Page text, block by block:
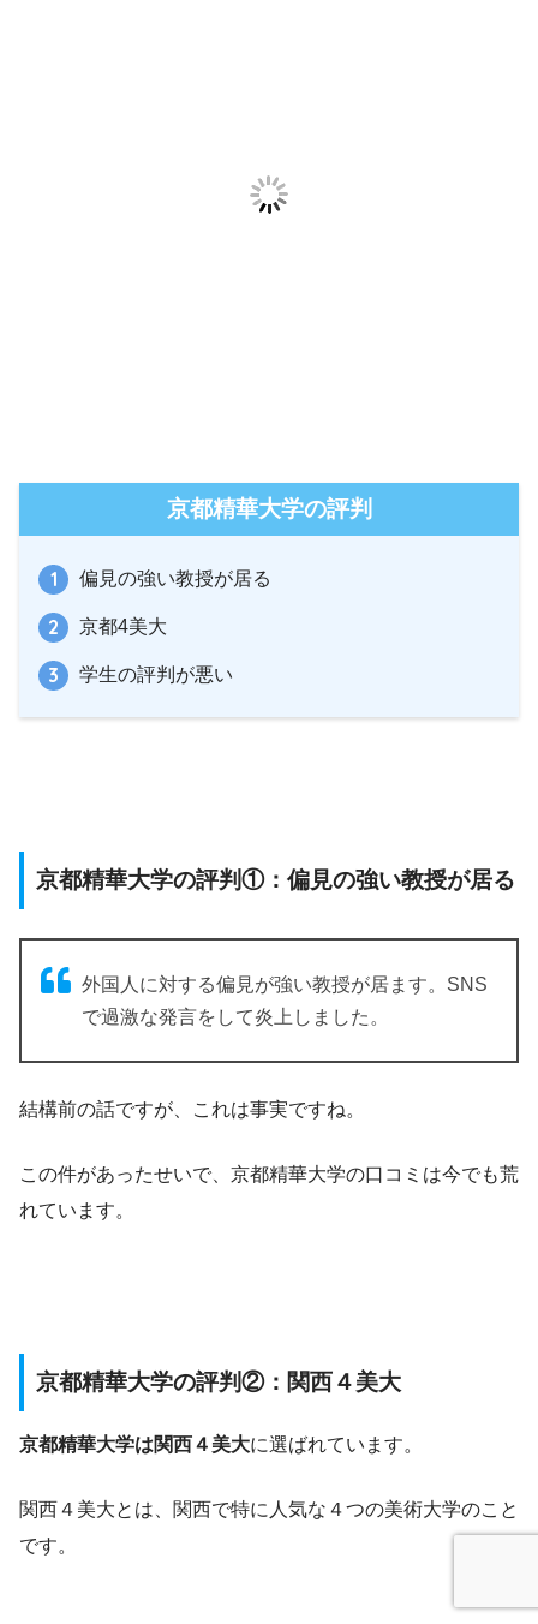
京都精華大学の評判
偏見の強い教授が居る
京都4美大
学生の評判が悪い
京都精華大学の評判①：偏見の強い教授が居る
外国人に対する偏見が強い教授が居ます。SNS
で過激な発言をして炎上しました。
結構前の話ですが、これは事実ですね。
この件があったせいで、京都精華大学の口コミは今でも荒
れています。
京都精華大学の評判②：関西４美大
京都精華大学は関西４美大に選ばれています。
関西４美大とは、関西で特に人気な４つの美術大学のこと
です。